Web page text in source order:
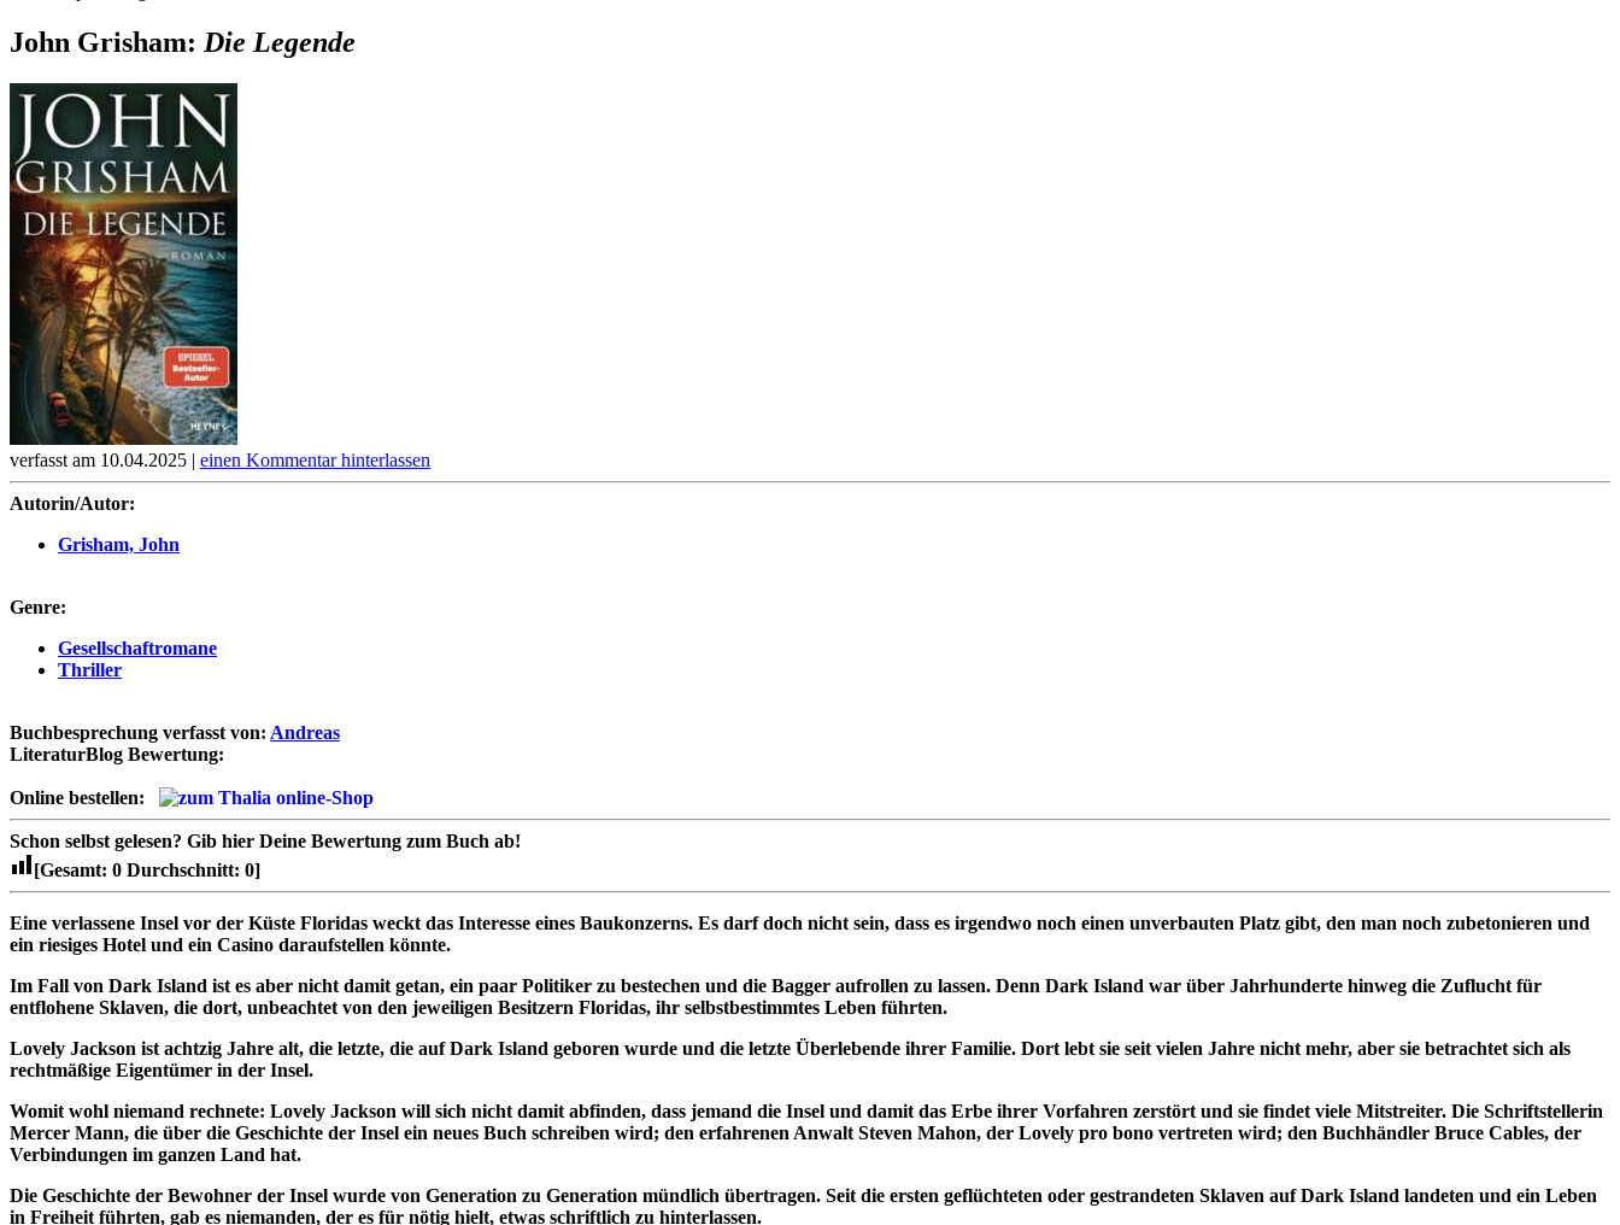
John Grisham: Die Legende
verfasst am 10.04.2025 | einen Kommentar hinterlassen
Autorin/Autor:
Grisham, John
Genre:
Gesellschaftromane
Thriller
Buchbesprechung verfasst von: Andreas
LiteraturBlog Bewertung:
Online bestellen:
Schon selbst gelesen? Gib hier Deine Bewertung zum Buch ab!
[Gesamt: 0 Durchschnitt: 0]
Eine verlassene Insel vor der Küste Floridas weckt das Interesse eines Baukonzerns. Es darf doch nicht sein, dass es irgendwo noch einen unverbauten Platz gibt, den man noch zubetonieren und
ein riesiges Hotel und ein Casino daraufstellen könnte.
Im Fall von Dark Island ist es aber nicht damit getan, ein paar Politiker zu bestechen und die Bagger aufrollen zu lassen. Denn Dark Island war über Jahrhunderte hinweg die Zuflucht für
entflohene Sklaven, die dort, unbeachtet von den jeweiligen Besitzern Floridas, ihr selbstbestimmtes Leben führten.
Lovely Jackson ist achtzig Jahre alt, die letzte, die auf Dark Island geboren wurde und die letzte Überlebende ihrer Familie. Dort lebt sie seit vielen Jahre nicht mehr, aber sie betrachtet sich als
rechtmäßige Eigentümer in der Insel.
Womit wohl niemand rechnete: Lovely Jackson will sich nicht damit abfinden, dass jemand die Insel und damit das Erbe ihrer Vorfahren zerstört und sie findet viele Mitstreiter. Die Schriftstellerin
Mercer Mann, die über die Geschichte der Insel ein neues Buch schreiben wird; den erfahrenen Anwalt Steven Mahon, der Lovely pro bono vertreten wird; den Buchhändler Bruce Cables, der
Verbindungen im ganzen Land hat.
Die Geschichte der Bewohner der Insel wurde von Generation zu Generation mündlich übertragen. Seit die ersten geflüchteten oder gestrandeten Sklaven auf Dark Island landeten und ein Leben
in Freiheit führten, gab es niemanden, der es für nötig hielt, etwas schriftlich zu hinterlassen.